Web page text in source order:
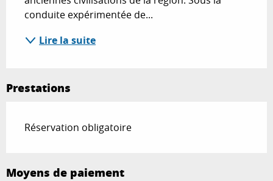
conduite expérimentée de...
Lire la suite
Prestations
Réservation obligatoire
Moyens de paiement